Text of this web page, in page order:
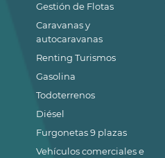
Gestión de Flotas
Caravanas y
autocaravanas
Renting Turismos
Gasolina
Todoterrenos
Diésel
Furgonetas 9 plazas
Vehículos comerciales e